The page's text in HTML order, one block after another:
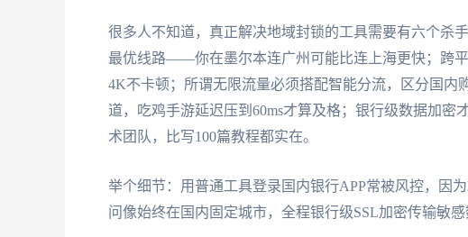
很多人不知道，真正解决地域封锁的工具需要有六个杀
最优线路——你在墨尔本连广州可能比连上海更快；跨
4K不卡顿；所谓无限流量必须搭配智能分流，区分国内
道，吃鸡手游延迟压到60ms才算及格；银行级数据加密
术团队，比写100篇教程都实在。
举个细节：用普通工具登录国内银行APP常被风控，因
问像始终在国内固定城市，全程银行级SSL加密传输敏